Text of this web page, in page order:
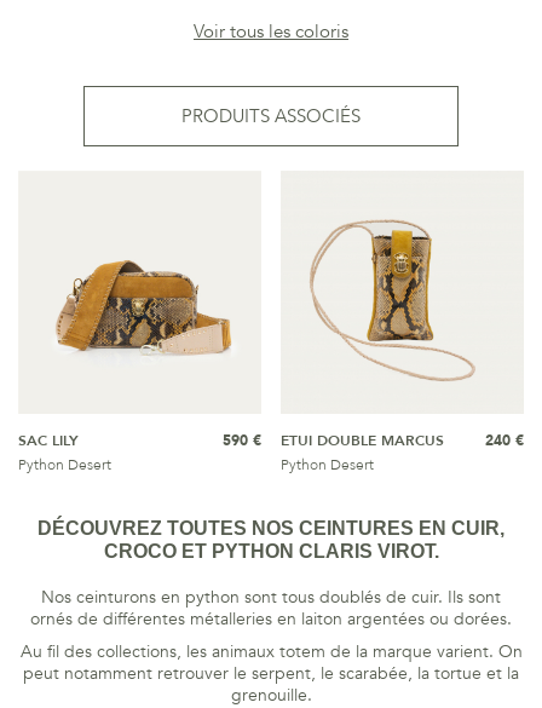
Voir tous les coloris
PRODUITS ASSOCIÉS
SAC LILY
Python Desert
590 €
ETUI DOUBLE MARCUS
Python Desert
240 €
DÉCOUVREZ TOUTES NOS CEINTURES EN CUIR,
CROCO ET PYTHON CLARIS VIROT.
Nos ceinturons en python sont tous doublés de cuir. Ils sont
ornés de différentes métalleries en laiton argentées ou dorées.
Au fil des collections, les animaux totem de la marque varient. On
peut notamment retrouver le serpent, le scarabée, la tortue et la
grenouille.